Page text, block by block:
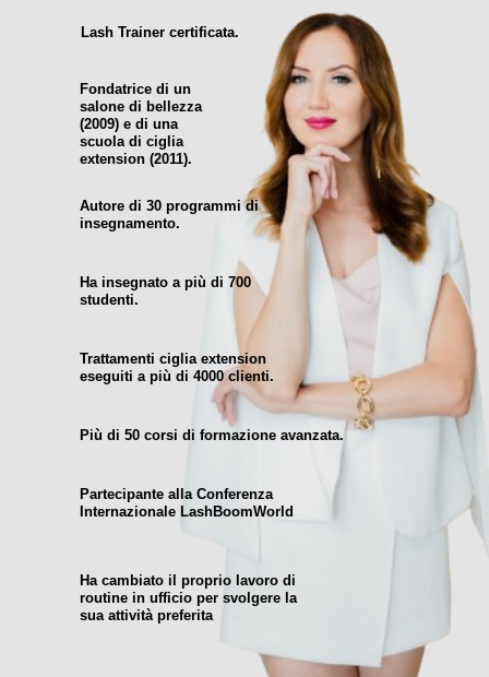
Lash Trainer certificata.
Ha cambiato il proprio lavoro di
routine in ufficio per svolgere la
sua attività preferita
Fondatrice di un
salone di bellezza
(2009) e di una
scuola di ciglia
extension (2011).
Autore di 30 programmi di
insegnamento.
Più di 50 corsi di formazione avanzata.
Trattamenti ciglia extension
eseguiti a più di 4000 clienti.
Partecipante alla Conferenza
Internazionale LashBoomWorld
Ha insegnato a più di 700
studenti.